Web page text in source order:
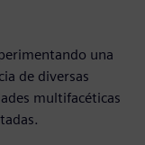
una
de diversas
multifacéticas